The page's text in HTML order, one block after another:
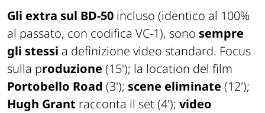
Gli extra sul BD-50 incluso (identico al 100%
al passato, con codifica VC-1), sono sempre
gli stessi a definizione video standard. Focus
sulla produzione (15'); la location del film
Portobello Road (3'); scene eliminate (12');
Hugh Grant racconta il set (4'); video